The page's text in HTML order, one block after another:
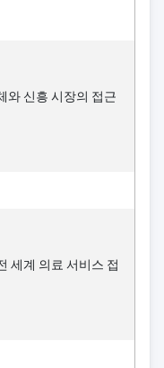
와 신흥 시장의 접근
세계 의료 서비스 접